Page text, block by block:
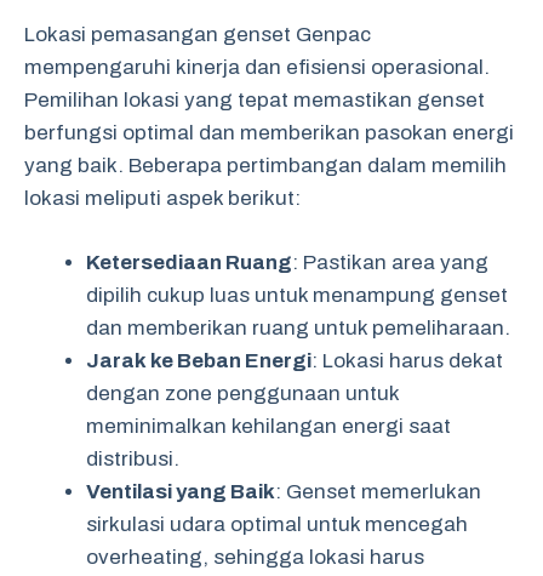
Lokasi pemasangan genset Genpac
mempengaruhi kinerja dan efisiensi operasional.
Pemilihan lokasi yang tepat memastikan genset
berfungsi optimal dan memberikan pasokan energi
yang baik. Beberapa pertimbangan dalam memilih
lokasi meliputi aspek berikut:
Ketersediaan Ruang: Pastikan area yang
dipilih cukup luas untuk menampung genset
dan memberikan ruang untuk pemeliharaan.
Jarak ke Beban Energi: Lokasi harus dekat
dengan zone penggunaan untuk
meminimalkan kehilangan energi saat
distribusi.
Ventilasi yang Baik: Genset memerlukan
sirkulasi udara optimal untuk mencegah
overheating, sehingga lokasi harus